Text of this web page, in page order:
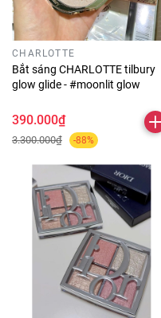
CHARLOTTE
Bắt sáng CHARLOTTE tilbury
glow glide - #moonlit glow
390.000₫
3.300.000₫ -88%